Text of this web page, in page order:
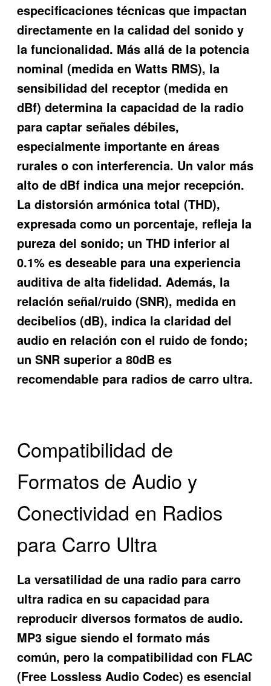
especificaciones técnicas que impactan
directamente en la calidad del sonido y
la funcionalidad. Más allá de la potencia
nominal (medida en Watts RMS), la
sensibilidad del receptor (medida en
dBf) determina la capacidad de la radio
para captar señales débiles,
especialmente importante en áreas
rurales o con interferencia. Un valor más
alto de dBf indica una mejor recepción.
La distorsión armónica total (THD),
expresada como un porcentaje, refleja la
pureza del sonido; un THD inferior al
0.1% es deseable para una experiencia
auditiva de alta fidelidad. Además, la
relación señal/ruido (SNR), medida en
decibelios (dB), indica la claridad del
audio en relación con el ruido de fondo;
un SNR superior a 80dB es
recomendable para radios de carro ultra.
Compatibilidad de
Formatos de Audio y
Conectividad en Radios
para Carro Ultra
La versatilidad de una radio para carro
ultra radica en su capacidad para
reproducir diversos formatos de audio.
MP3 sigue siendo el formato más
común, pero la compatibilidad con FLAC
(Free Lossless Audio Codec) es esencial